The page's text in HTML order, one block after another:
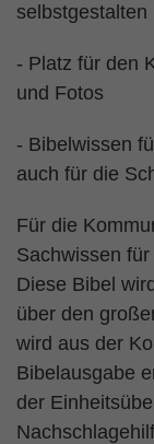
selbstgestalten
- Platz für den
und Fotos
- Bibelwissen
auch für die
Für die
Sachwissen
Diese Bibel
über den
wird aus der
Bibelausgabe
der